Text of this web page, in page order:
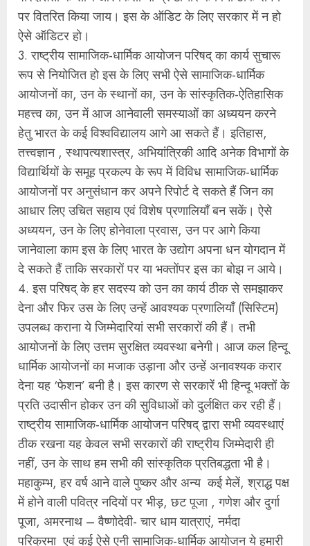
पर वितरित किया जाय। इस के ऑडिट के लिए सरकार में न हो
ऐसे ऑडिटर हो।
3. राष्ट्रीय सामाजिक-धार्मिक आयोजन परिषद् का कार्य सुचारू
रूप से नियोजित हो इस के लिए सभी ऐसे सामाजिक-धार्मिक
आयोजनों का, उन के स्थानों का, उन के सांस्कृतिक-ऐतिहासिक
महत्त्व का, उन में आज आनेवाली समस्याओं का अध्ययन करने
हेतु भारत के कई विश्वविद्यालय आगे आ सकते हैं। इतिहास,
तत्त्वज्ञान , स्थापत्यशास्त्र, अभियांत्रिकी आदि अनेक विभागों के
विद्यार्थियों के समूह प्रकल्प के रूप में विविध सामाजिक-धार्मिक
आयोजनों पर अनुसंधान कर अपने रिपोर्ट दे सकते हैं जिन का
आधार लिए उचित सहाय एवं विशेष प्रणालियाँ बन सकें। ऐसे
अध्ययन, उन के लिए होनेवाला प्रवास, उन पर आगे किया
जानेवाला काम इस के लिए भारत के उद्योग अपना धन योगदान में
दे सकते हैं ताकि सरकारों पर या भक्तोंपर इस का बोझ न आये।
4. इस परिषद् के हर सदस्य को उन का कार्य ठीक से समझाकर
देना और फिर उस के लिए उन्हें आवश्यक प्रणालियाँ (सिस्टिम)
उपलब्ध कराना ये जिम्मेदारियां सभी सरकारों की हैं। तभी
आयोजनों के लिए उत्तम सुरक्षित व्यवस्था बनेगी। आज कल हिन्दू
धार्मिक आयोजनों का मजाक उड़ाना और उन्हें अनावश्यक करार
देना यह ‘फेशन’ बनी है। इस कारण से सरकारें भी हिन्दू भक्तों के
प्रति उदासीन होकर उन की सुविधाओं को दुर्लक्षित कर रही हैं।
राष्ट्रीय सामाजिक-धार्मिक आयोजन परिषद् द्वारा सभी व्यवस्थाएं
ठीक रखना यह केवल सभी सरकारों की राष्ट्रीय जिम्मेदारी ही
नहीं, उन के साथ हम सभी की सांस्कृतिक प्रतिबद्धता भी है।
महाकुम्भ, हर वर्ष आने वाले पुष्कर और अन्य कई मेलें, श्राद्ध पक्ष
में होने वाली पवित्र नदियों पर भीड़, छट पूजा , गणेश और दुर्गा
पूजा, अमरनाथ – वैष्णोदेवी- चार धाम यात्राएं, नर्मदा
परिक्रमा एवं कई ऐसे एनी सामाजिक-धार्मिक आयोजन ये हमारी